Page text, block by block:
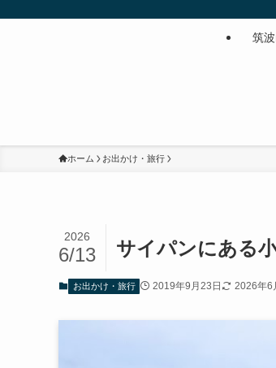
筑
ホーム お出かけ・旅行
サイパンにある
2026
6/13
お出かけ・旅行 2019年9月23日 2026年6